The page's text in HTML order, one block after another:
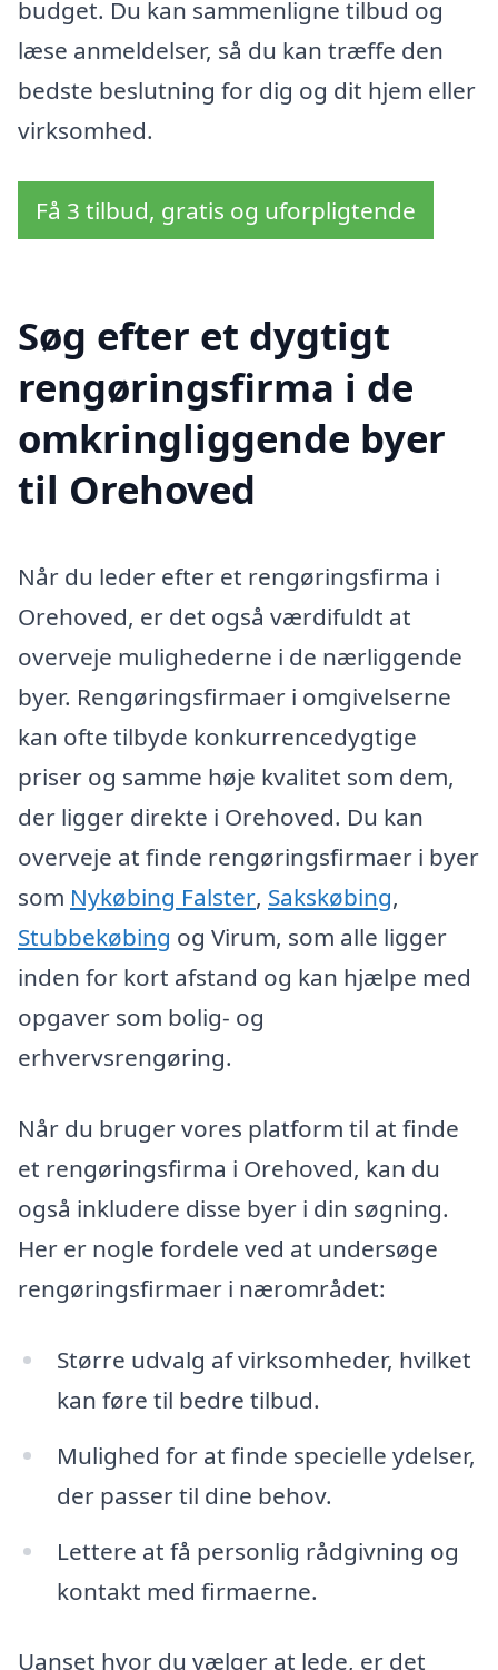
budget. Du kan sammenligne tilbud og
læse anmeldelser, så du kan træffe den
bedste beslutning for dig og dit hjem eller
virksomhed.
Få 3 tilbud, gratis og uforpligtende
Søg efter et dygtigt
rengøringsfirma i de
omkringliggende byer
til Orehoved
Når du leder efter et rengøringsfirma i
Orehoved, er det også værdifuldt at
overveje mulighederne i de nærliggende
byer. Rengøringsfirmaer i omgivelserne
kan ofte tilbyde konkurrencedygtige
priser og samme høje kvalitet som dem,
der ligger direkte i Orehoved. Du kan
overveje at finde rengøringsfirmaer i byer
som Nykøbing Falster, Sakskøbing,
Stubbekøbing og Virum, som alle ligger
inden for kort afstand og kan hjælpe med
opgaver som bolig- og
erhvervsrengøring.
Når du bruger vores platform til at finde
et rengøringsfirma i Orehoved, kan du
også inkludere disse byer i din søgning.
Her er nogle fordele ved at undersøge
rengøringsfirmaer i nærområdet:
Større udvalg af virksomheder, hvilket
kan føre til bedre tilbud.
Mulighed for at finde specielle ydelser,
der passer til dine behov.
Lettere at få personlig rådgivning og
kontakt med firmaerne.
Uanset hvor du vælger at lede, er det